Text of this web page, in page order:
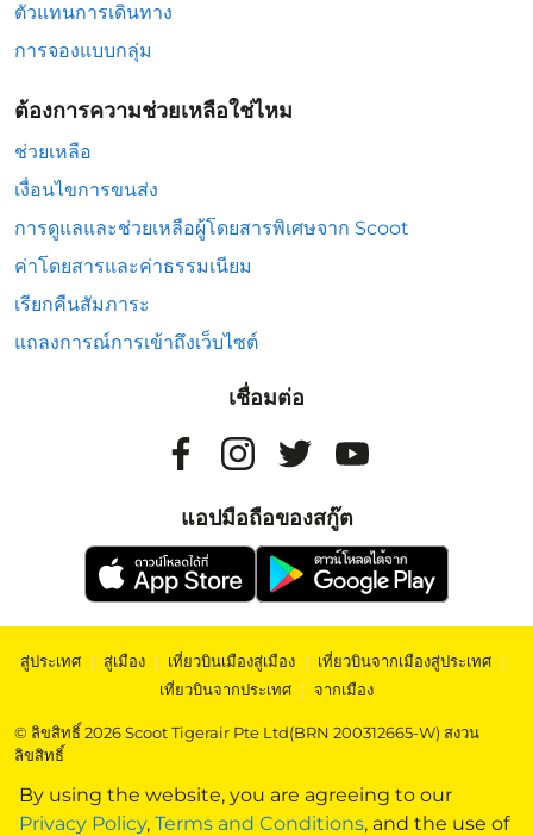
By using the website, you are agreeing to our
Privacy Policy, Terms and Conditions, and the use of
ตัวแทนการเดินทาง
การจองแบบกลุ่ม
ต้องการความช่วยเหลือใช่ไหม
ช่วยเหลือ
เงื่อนไขการขนส่ง
การดูแลและช่วยเหลือผู้โดยสารพิเศษจาก Scoot
ค่าโดยสารและค่าธรรมเนียม
เรียกคืนสัมภาระ
แถลงการณ์การเข้าถึงเว็บไซต์
เชื่อมต่อ
แอปมือถือของสกู๊ต
สู่ประเทศ | สู่เมือง | เที่ยวบินเมืองสู่เมือง | เที่ยวบินจากเมืองสู่ประเทศ |
เที่ยวบินจากประเทศ | จากเมือง
© ลิขสิทธิ์ 2026 Scoot Tigerair Pte Ltd(BRN 200312665-W) สงวน
ลิขสิทธิ์